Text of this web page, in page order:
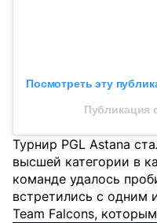
Посмотреть эту
Публикация
Турнир PGL Astana
высшей категории в
команде удалось
встретились с одним
Team Falcons,